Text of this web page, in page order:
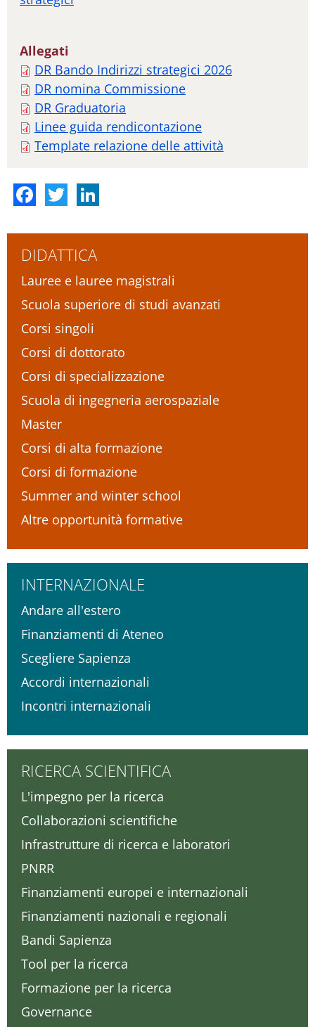
Allegati
DR Bando Indirizzi strategici 2026
DR nomina Commissione
DR Graduatoria
Linee guida rendicontazione
Template relazione delle attività
Facebook
Twitter
DIDATTICA
Lauree e lauree magistrali
Scuola superiore di studi avanzati
Corsi singoli
Corsi di dottorato
Corsi di specializzazione
Scuola di ingegneria aerospaziale
Master
Corsi di alta formazione
Corsi di formazione
Summer and winter school
Altre opportunità formative
INTERNAZIONALE
Andare all'estero
Finanziamenti di Ateneo
Scegliere Sapienza
Accordi internazionali
Incontri internazionali
RICERCA SCIENTIFICA
L'impegno per la ricerca
Collaborazioni scientifiche
Infrastrutture di ricerca e laboratori
PNRR
Finanziamenti europei e internazionali
Finanziamenti nazionali e regionali
Bandi Sapienza
Tool per la ricerca
Formazione per la ricerca
Governance